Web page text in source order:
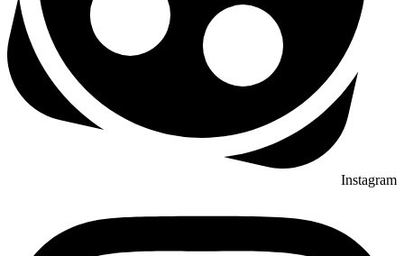
Instagram